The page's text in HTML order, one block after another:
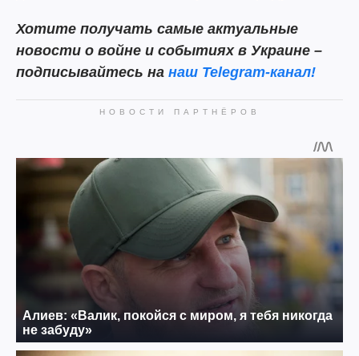
Хотите получать самые актуальные
новости о войне и событиях в Украине –
подписывайтесь на наш Telegram-канал!